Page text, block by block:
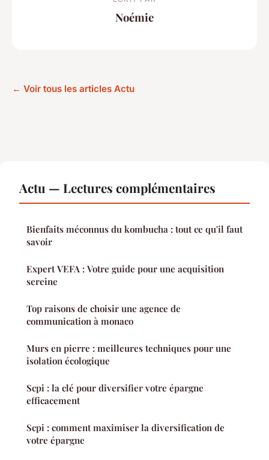
Noémie
← Voir tous les articles Actu
Actu — Lectures complémentaires
Bienfaits méconnus du kombucha : tout ce qu'il faut
savoir
Expert VEFA : Votre guide pour une acquisition
sereine
Top raisons de choisir une agence de
communication à monaco
Murs en pierre : meilleures techniques pour une
isolation écologique
Scpi : la clé pour diversifier votre épargne
efficacement
Scpi : comment maximiser la diversification de
votre épargne